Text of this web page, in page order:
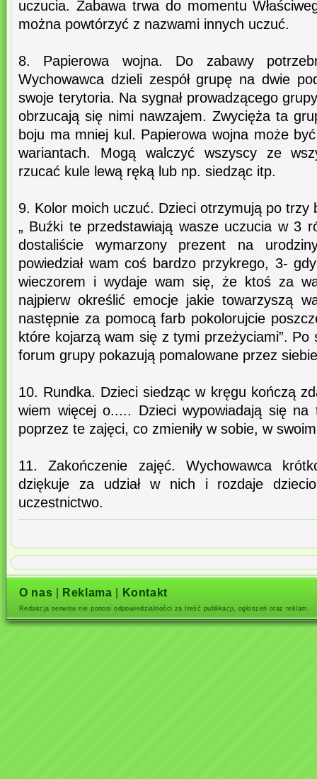
uczucia. Zabawa trwa do momentu
można powtórzyć z nazwami innych uczuć.
8. Papierowa wojna. Do zabawy
Wychowawca dzieli zespół grupę na dwie
swoje terytoria. Na sygnał prowadzącego
obrzucają się nimi nawzajem. Zwycięża ta
boju ma mniej kul. Papierowa wojna może
wariantach. Mogą walczyć wszyscy ze
rzucać kule lewą ręką lub np. siedząc itp.
9. Kolor moich uczuć. Dzieci otrzymują po trzy
„ Buźki te przedstawiają wasze uczucia w 3
dostaliście wymarzony prezent na
powiedział wam coś bardzo przykrego, 3-
wieczorem i wydaje wam się, że ktoś za
najpierw określić emocje jakie towarzyszą
następnie za pomocą farb pokolorujcie
które kojarzą wam się z tymi przeżyciami”.
forum grupy pokazują pomalowane przez
10. Rundka. Dzieci siedząc w kręgu kończą
wiem więcej o..... Dzieci wypowiadają się na
poprzez te zajęci, co zmieniły w sobie, w
11. Zakończenie zajęć. Wychowawca
dziękuje za udział w nich i rozdaje
uczestnictwo.
O nas Reklama Kontakt
Redakcja serwisu nie ponosi odpowiedzialności za treść publikacji, ogłoszeń oraz reklam.